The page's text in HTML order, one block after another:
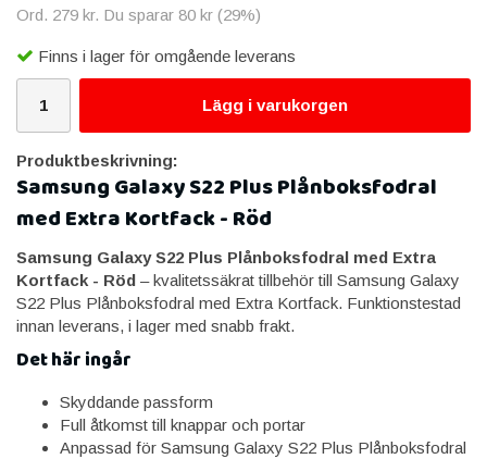
Ord. 279 kr. Du sparar 80 kr (29%)
Finns i lager för omgående leverans
Lägg i varukorgen
Produktbeskrivning:
Samsung Galaxy S22 Plus Plånboksfodral
med Extra Kortfack - Röd
Samsung Galaxy S22 Plus Plånboksfodral med Extra
Kortfack - Röd – kvalitetssäkrat tillbehör till Samsung Galaxy
S22 Plus Plånboksfodral med Extra Kortfack. Funktionstestad
innan leverans, i lager med snabb frakt.
Det här ingår
Skyddande passform
Full åtkomst till knappar och portar
Anpassad för Samsung Galaxy S22 Plus Plånboksfodral